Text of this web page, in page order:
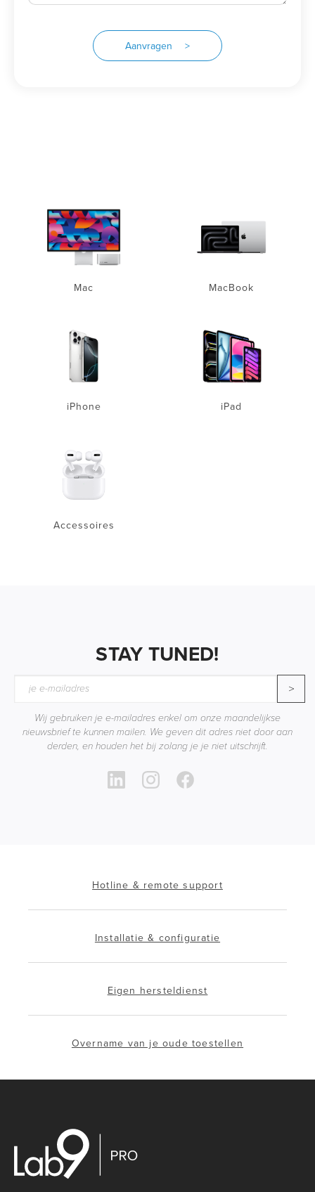
Aanvragen >
Mac MacBook
iPhone iPad
Accessoires
STAY TUNED!
>
Wij gebruiken je e-mailadres enkel om onze maandelijkse
nieuwsbrief te kunnen mailen. We geven dit adres niet door aan
derden, en houden het bij zolang je je niet uitschrijft.
Hotline & remote support
Installatie & configuratie
Eigen hersteldienst
Overname van je oude toestellen